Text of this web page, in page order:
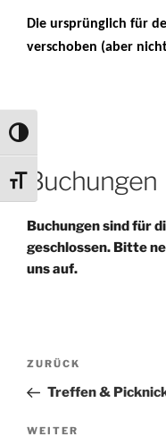
Umschalten auf hohe
Schrift vergrößern
Die ursprünglich für
verschoben (aber
Buchungen
Buchungen sind für
geschlossen. Bitte
uns auf.
Vorheriger
Beitrag
ZURÜCK
Treffen &
Nächster
WEITER